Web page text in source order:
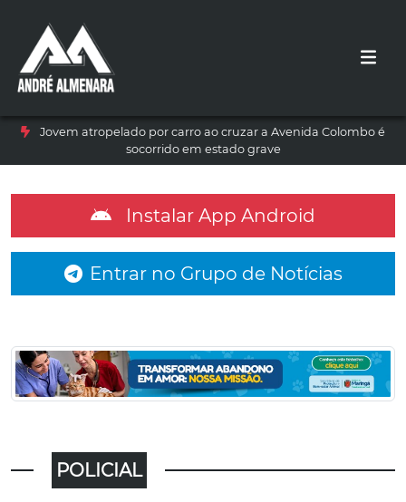
Jovem atropelado por carro ao cruzar a Avenida Colombo é
socorrido em estado grave
Instalar App Android
Entrar no Grupo de Notícias
POLICIAL